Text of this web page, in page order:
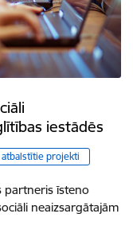
iestādēs
projekti
partneris īsteno
neaizsargātajām